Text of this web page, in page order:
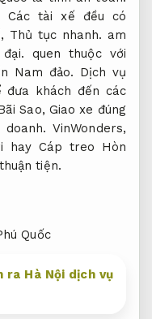
Các tài xế đều có
Thủ tục nhanh. am
quen thuộc với
Nam đảo. Dịch vụ
đưa khách đến các
Sao, Giao xe đúng
VinWonders,
hay Cáp treo Hòn
tiện.
ra Hà Nội dịch vụ